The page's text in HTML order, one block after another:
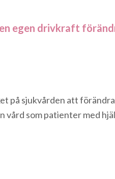
egen drivkraft
på sjukvården att
som patienter med